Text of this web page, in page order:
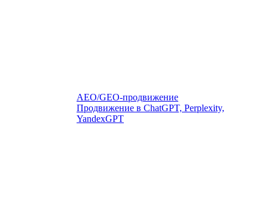
AEO/GEO-продвижение
Продвижение в ChatGPT, Perplexity,
YandexGPT